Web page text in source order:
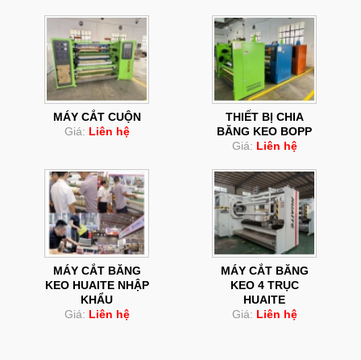
MÁY CẮT CUỘN
Giá: Liên hệ
THIẾT BỊ CHIA
BĂNG KEO BOPP
Giá: Liên hệ
MÁY CẮT BĂNG
KEO HUAITE NHẬP
KHẨU
Giá: Liên hệ
MÁY CẮT BĂNG
KEO 4 TRỤC
HUAITE
Giá: Liên hệ